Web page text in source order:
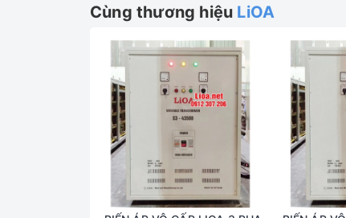
Cùng thương hiệu LiOA